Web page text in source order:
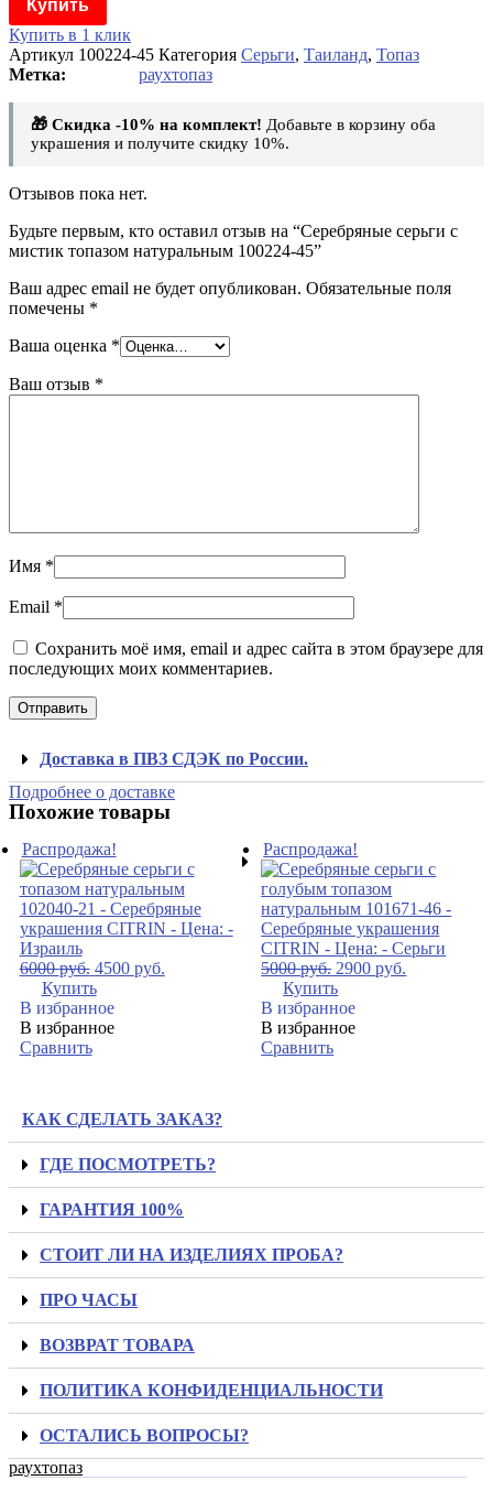
Купить
Купить в 1 клик
Артикул 100224-45 Категория Серьги, Таиланд, Топаз
раухтопаз
🎁 Скидка -10% на комплект! Добавьте в корзину оба
украшения и получите скидку 10%.
Отзывов пока нет.
Будьте первым, кто оставил отзыв на “Серебряные серьги с
мистик топазом натуральным 100224-45”
Ваш адрес email не будет опубликован. Обязательные поля
помечены *
Ваша оценка *
Ваш отзыв *
Имя *
Email *
Сохранить моё имя, email и адрес сайта в этом браузере для
последующих моих комментариев.
Доставка в ПВЗ СДЭК по России.
Подробнее о доставке
Похожие товары
Распродажа!
6000руб. 4500 руб.
Купить
В избранное
В избранное
Сравнить
Распродажа!
5000руб. 2900руб.
Купить
В избранное
В избранное
Сравнить
КАК СДЕЛАТЬ ЗАКАЗ?
ГДЕ ПОСМОТРЕТЬ?
ГАРАНТИЯ 100%
СТОИТ ЛИ НА ИЗДЕЛИЯХ ПРОБА?
ПРО ЧАСЫ
ВОЗВРАТ ТОВАРА
ПОЛИТИКА КОНФИДЕНЦИАЛЬНОСТИ
ОСТАЛИСЬ ВОПРОСЫ?
раухтопаз